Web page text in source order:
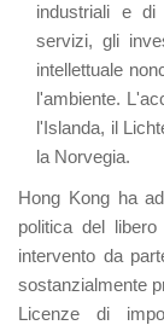
industriali e di
servizi, gli
intellettuale
l'ambiente.
l'Islanda, il
la Norvegia.
Hong Kong ha
politica del
intervento da
sostanzialmente
Licenze di